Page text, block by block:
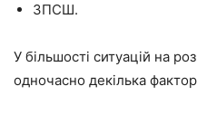
ЗПСШ.
У більшості ситуацій на
одночасно декілька